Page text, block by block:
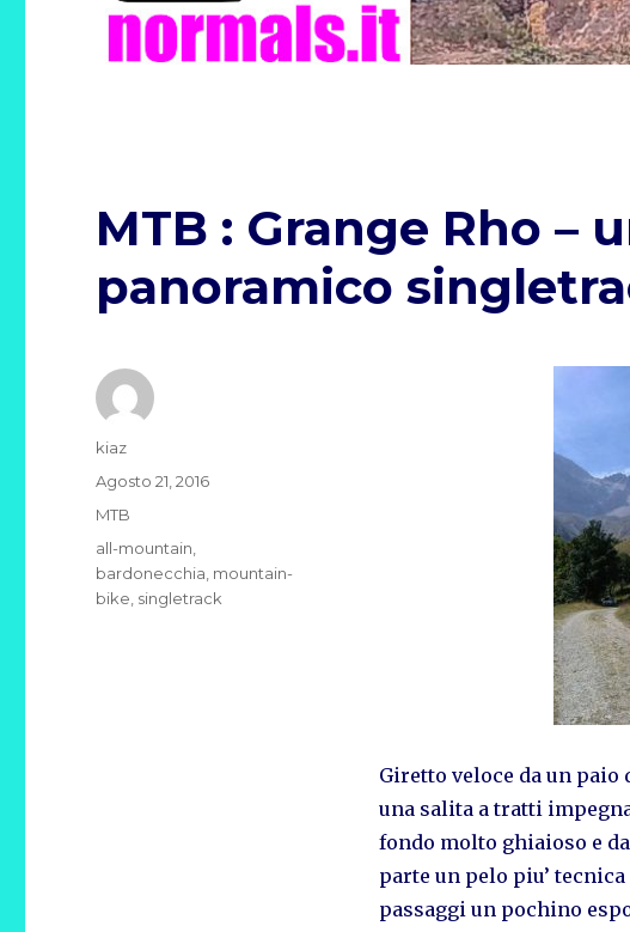
MTB : Grange Rho –
panoramico
Giretto veloce da un
una salita a tratti
fondo molto ghiaioso e
parte un pelo piu’
passaggi un pochino
Autore
kiaz
Pubblicato
Agosto 21, 2016
Categorie
MTB
Tag
all-mountain
bardonecchia mountain-
bike singletrack